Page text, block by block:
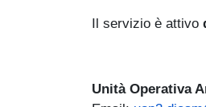
Il servizio è attivo
Unità Operativa